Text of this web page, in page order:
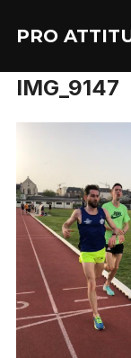
PRO
IMG_9147